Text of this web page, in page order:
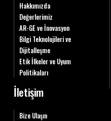
Hakkımızda
Değerlerimiz
AR-GE ve İnovasyon
Bilgi Teknolojileri ve
Dijitalleşme
Etik İlkeler ve Uyum
Politikaları
İletişim
Bize Ulaşın